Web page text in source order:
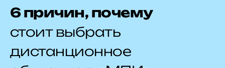
6 причин, почему
стоит выбрать
дистанционное